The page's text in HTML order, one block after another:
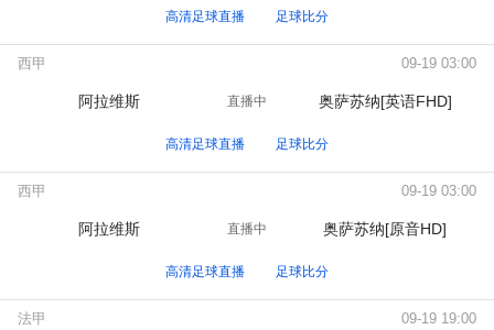
高清足球直播 足球比分
西甲 09-19 03:00
阿拉维斯 直播中 奥萨苏纳[英语FHD]
高清足球直播 足球比分
西甲 09-19 03:00
阿拉维斯 直播中 奥萨苏纳[原音HD]
高清足球直播 足球比分
法甲 09-19 19:00